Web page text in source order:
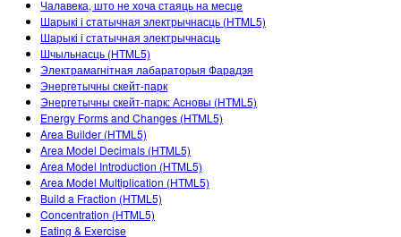
Чалавека, што не хоча стаяць на месце
Шарыкі і статычная электрычнасць (HTML5)
Шарыкі і статычная электрычнасць
Шчыльнасць (HTML5)
Электрамагнітная лабараторыя Фарадэя
Энергетычны скейт-парк
Энергетычны скейт-парк: Асновы (HTML5)
Energy Forms and Changes (HTML5)
Area Builder (HTML5)
Area Model Decimals (HTML5)
Area Model Introduction (HTML5)
Area Model Multiplication (HTML5)
Build a Fraction (HTML5)
Concentration (HTML5)
Eating & Exercise